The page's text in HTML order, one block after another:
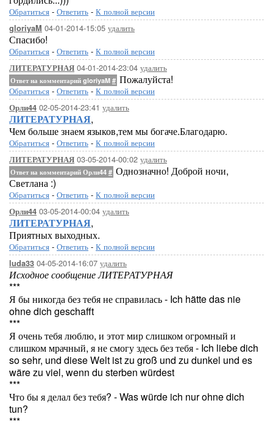
Обратиться - Ответить - К полной версии
gloriyaM 04-01-2014-15:05 удалить
Спасибо!
Обратиться - Ответить - К полной версии
ЛИТЕРАТУРНАЯ 04-01-2014-23:04 удалить
Ответ на комментарий gloriyaM # Пожалуйста!
Обратиться - Ответить - К полной версии
Орли44 02-05-2014-23:41 удалить
ЛИТЕРАТУРНАЯ,
Чем больше знаем языков,тем мы богаче.Благодарю.
Обратиться - Ответить - К полной версии
ЛИТЕРАТУРНАЯ 03-05-2014-00:02 удалить
Ответ на комментарий Орли44 # Однозначно! Доброй ночи,
Светлана :)
Обратиться - Ответить - К полной версии
Орли44 03-05-2014-00:04 удалить
ЛИТЕРАТУРНАЯ,
Приятных выходных.
Обратиться - Ответить - К полной версии
luda33 04-05-2014-16:07 удалить
Исходное сообщение ЛИТЕРАТУРНАЯ
***
Я бы никогда без тебя не справилась - Ich hätte das nie
ohne dich geschafft
***
Я очень тебя люблю, и этот мир слишком огромный и
слишком мрачный, я не смогу здесь без тебя - Ich liebe dich
so sehr, und diese Welt ist zu groß und zu dunkel und es
wäre zu viel, wenn du sterben würdest
***
Что бы я делал без тебя? - Was würde ich nur ohne dich
tun?
***